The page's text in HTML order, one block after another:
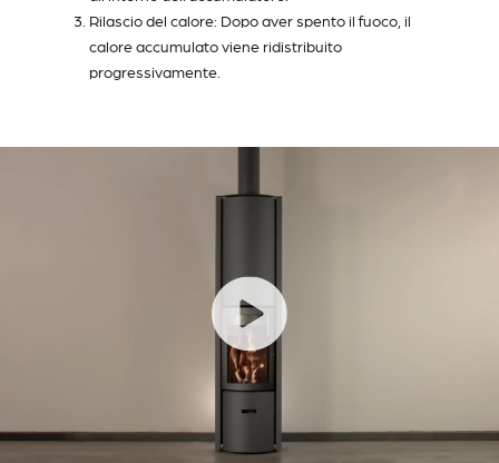
Rilascio del calore: Dopo aver spento il fuoco, il
calore accumulato viene ridistribuito
progressivamente.